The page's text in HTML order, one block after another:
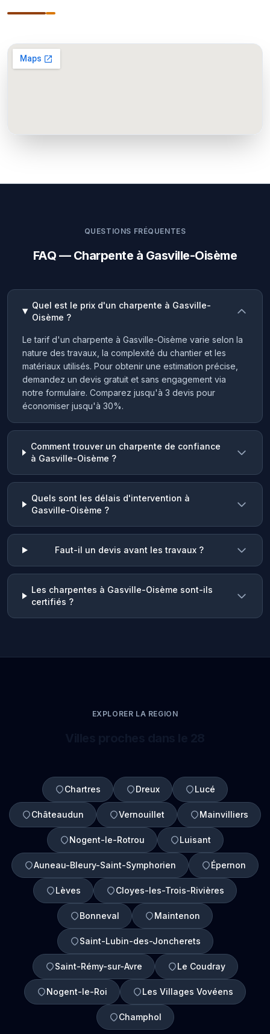
QUESTIONS FRÉQUENTES
FAQ — Charpente à Gasville-Oisème
Quel est le prix d'un charpente à Gasville-
Oisème ?
Le tarif d'un charpente à Gasville-Oisème varie selon la
nature des travaux, la complexité du chantier et les
matériaux utilisés. Pour obtenir une estimation précise,
demandez un devis gratuit et sans engagement via
notre formulaire. Comparez jusqu'à 3 devis pour
économiser jusqu'à 30%.
Comment trouver un charpente de confiance
à Gasville-Oisème ?
Quels sont les délais d'intervention à
Gasville-Oisème ?
Faut-il un devis avant les travaux ?
Les charpentes à Gasville-Oisème sont-ils
certifiés ?
EXPLORER LA REGION
Chartres Dreux Lucé
Châteaudun Vernouillet Mainvilliers
Nogent-le-Rotrou Luisant
Auneau-Bleury-Saint-Symphorien Épernon
Lèves Cloyes-les-Trois-Rivières
Bonneval Maintenon
Saint-Lubin-des-Joncherets
Saint-Rémy-sur-Avre Le Coudray
Nogent-le-Roi Les Villages Vovéens
Champhol